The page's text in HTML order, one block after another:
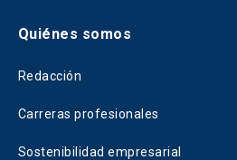
Quiénes somos
Redacción
Carreras profesionales
Sostenibilidad empresarial